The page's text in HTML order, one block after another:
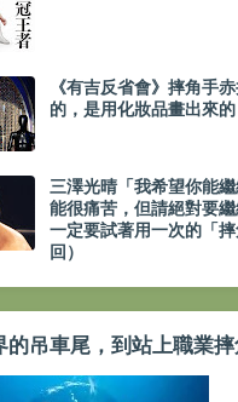
《有吉反省會》摔角手
的，是用化妝品畫出來的
三澤光晴「我希望你能
能很痛苦，但請絕對要
一定要試著用一次的「
回）
的吊車尾，到站上職業